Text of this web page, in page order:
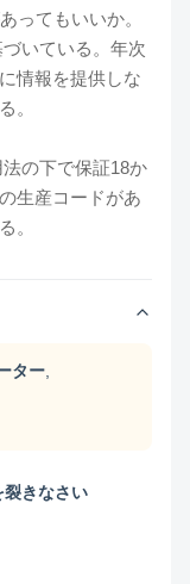
ってもいいか。
いている。年次
情報を提供しな
。
の下で保証18か
生産コードがあ
。
ター
裂きなさい